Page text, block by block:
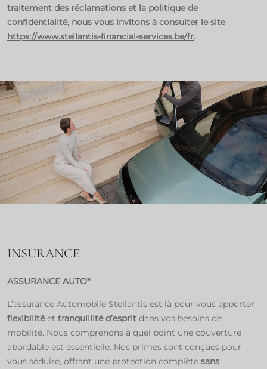
traitement des réclamations et la politique de
confidentialité, nous vous invitons à consulter le site
https://www.stellantis-financial-services.be/fr.
INSURANCE
ASSURANCE AUTO*
L’assurance Automobile Stellantis est là pour vous apporter
flexibilitéet tranquillité d’esprit dans vos besoins de
mobilité. Nous comprenons à quel point une couverture
abordable est essentielle. Nos primes sont conçues pour
vous séduire, offrant une protection complète sans